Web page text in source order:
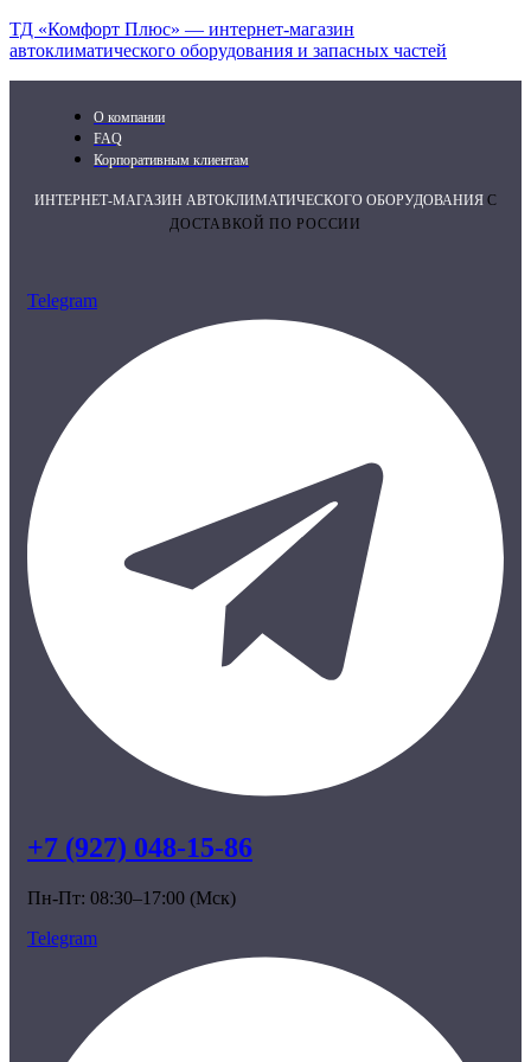
ТД «Комфорт Плюс» — интернет-магазин
автоклиматического оборудования и запасных частей
О компании
FAQ
Корпоративным клиентам
ИНТЕРНЕТ-МАГАЗИН АВТОКЛИМАТИЧЕСКОГО ОБОРУДОВАНИЯ С
ДОСТАВКОЙ ПО РОССИИ
Telegram
+7 (927) 048-15-86
Пн-Пт: 08:30–17:00 (Мск)
Telegram